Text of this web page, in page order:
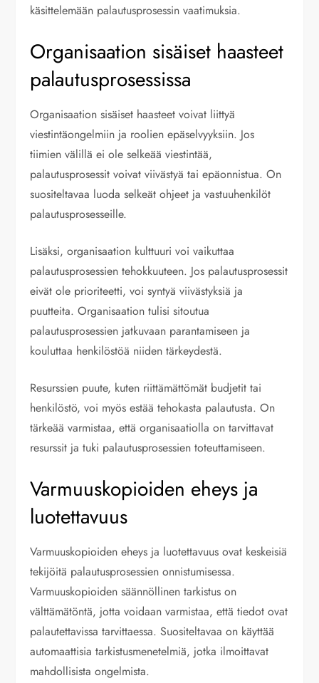
käsittelemään palautusprosessin vaatimuksia.
Organisaation sisäiset haasteet
palautusprosessissa
Organisaation sisäiset haasteet voivat liittyä
viestintäongelmiin ja roolien epäselvyyksiin. Jos
tiimien välillä ei ole selkeää viestintää,
palautusprosessit voivat viivästyä tai epäonnistua. On
suositeltavaa luoda selkeät ohjeet ja vastuuhenkilöt
palautusprosesseille.
Lisäksi, organisaation kulttuuri voi vaikuttaa
palautusprosessien tehokkuuteen. Jos palautusprosessit
eivät ole prioriteetti, voi syntyä viivästyksiä ja
puutteita. Organisaation tulisi sitoutua
palautusprosessien jatkuvaan parantamiseen ja
kouluttaa henkilöstöä niiden tärkeydestä.
Resurssien puute, kuten riittämättömät budjetit tai
henkilöstö, voi myös estää tehokasta palautusta. On
tärkeää varmistaa, että organisaatiolla on tarvittavat
resurssit ja tuki palautusprosessien toteuttamiseen.
Varmuuskopioiden eheys ja
luotettavuus
Varmuuskopioiden eheys ja luotettavuus ovat keskeisiä
tekijöitä palautusprosessien onnistumisessa.
Varmuuskopioiden säännöllinen tarkistus on
välttämätöntä, jotta voidaan varmistaa, että tiedot ovat
palautettavissa tarvittaessa. Suositeltavaa on käyttää
automaattisia tarkistusmenetelmiä, jotka ilmoittavat
mahdollisista ongelmista.